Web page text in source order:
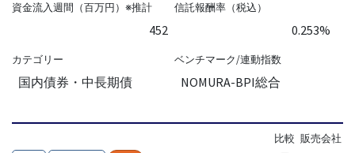
資金流入週間（百万円）※推計
452
信託報酬率（税込）
0.253%
カテゴリー
国内債券・中長期債
ベンチマーク/連動指数
NOMURA-BPI総合
比較 販売会社